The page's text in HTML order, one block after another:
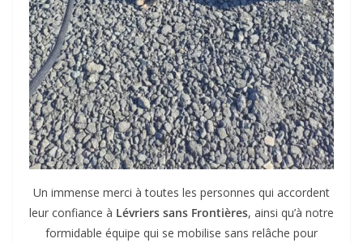
Un immense merci à toutes les personnes qui accordent
leur confiance à Lévriers sans Frontières, ainsi qu’à notre
formidable équipe qui se mobilise sans relâche pour